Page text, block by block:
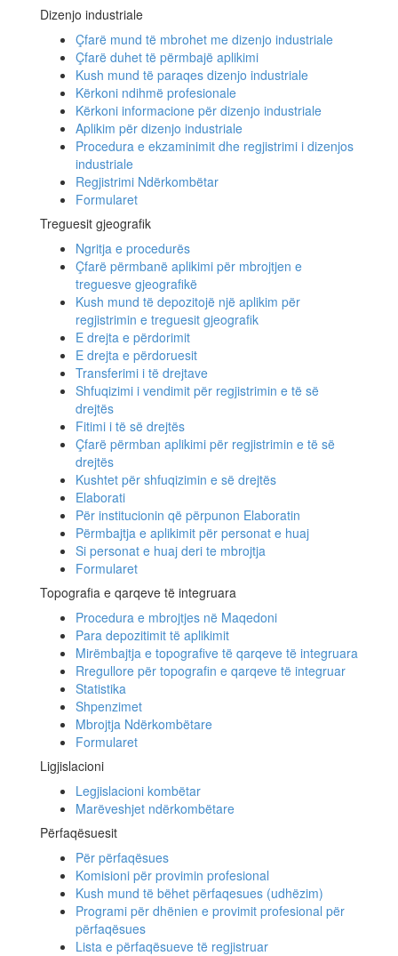
Dizenjo industriale
Çfarë mund të mbrohet me dizenjo industriale
Çfarë duhet të përmbajë aplikimi
Kush mund të paraqes dizenjo industriale
Kërkoni ndihmë profesionale
Kërkoni informacione për dizenjo industriale
Aplikim për dizenjo industriale
Procedura e ekzaminimit dhe regjistrimi i dizenjos
industriale
Regjistrimi Ndërkombëtar
Formularet
Treguesit gjeografik
Ngritja e procedurës
Çfarë përmbanë aplikimi për mbrojtjen e
treguesve gjeografikë
Kush mund të depozitojë një aplikim për
regjistrimin e treguesit gjeografik
E drejta e përdorimit
E drejta e përdoruesit
Transferimi i të drejtave
Shfuqizimi i vendimit për regjistrimin e të së
drejtës
Fitimi i të së drejtës
Çfarë përmban aplikimi për regjistrimin e të së
drejtës
Kushtet për shfuqizimin e së drejtës
Elaborati
Për institucionin që përpunon Elaboratin
Përmbajtja e aplikimit për personat e huaj
Si personat e huaj deri te mbrojtja
Formularet
Topografia e qarqeve të integruara
Procedura e mbrojtjes në Maqedoni
Para depozitimit të aplikimit
Mirëmbajtja e topografive të qarqeve të integruara
Rregullore për topografin e qarqeve të integruar
Statistika
Shpenzimet
Mbrojtja Ndërkombëtare
Formularet
Ligjislacioni
Legjislacioni kombëtar
Marëveshjet ndërkombëtare
Përfaqësuesit
Për përfaqësues
Komisioni për provimin profesional
Kush mund të bëhet përfaqesues (udhëzim)
Programi për dhënien e provimit profesional për
përfaqësues
Lista e përfaqësueve të regjistruar